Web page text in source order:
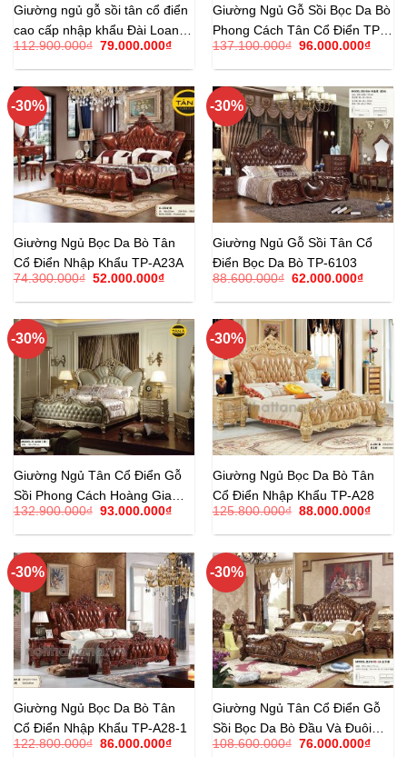
Giường ngủ gỗ sồi tân cổ điển
cao cấp nhập khẩu Đài Loan
TP-6101B
112.900.000₫ Giá
là:
79.000.000₫Giá
tại
79.000.000₫.
Giường Ngủ Gỗ Sồi Bọc Da Bò
Phong Cách Tân Cổ Điển TP-
A15
137.100.000₫ Giá
là:
96.000.000₫Giá
tại
-30%
Giường Ngủ Bọc Da Bò Tân
Cổ Điển Nhập Khẩu TP-A23A
74.300.000₫ Giá
là:
52.000.000₫Giá
tại
52.000.000₫.
-30%
Giường Ngủ Gỗ Sồi Tân Cổ
Điển Bọc Da Bò TP-6103
88.600.000₫ Giá
là:
62.000.000₫Giá
tại
-30%
Giường Ngủ Tân Cổ Điển Gỗ
Sồi Phong Cách Hoàng Gia
TP-A20
132.900.000₫ Giá
là:
93.000.000₫Giá
tại
93.000.000₫.
-30%
Giường Ngủ Bọc Da Bò Tân
Cổ Điển Nhập Khẩu TP-A28
125.800.000₫ Giá
là:
88.000.000₫Giá
tại
-30%
Giường Ngủ Bọc Da Bò Tân
Cổ Điển Nhập Khẩu TP-A28-1
122.800.000₫ Giá
86.000.000₫Giá
-30%
Giường Ngủ Tân Cổ Điển Gỗ
Sồi Bọc Da Bò Đầu Và Đuôi
Giường TP-6101B-2
108.600.000₫ Giá
76.000.000₫Giá